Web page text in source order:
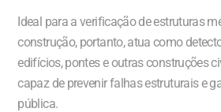
Ideal para a verificação de estruturas
construção, portanto, atua como
edifícios, pontes e outras construções
capaz de prevenir falhas estruturais e
pública.